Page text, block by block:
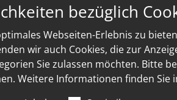
bezüglich
Webseiten-Erlebnis zu
wir auch Cookies, die zur
Sie zulassen möchten. Bitte
Weitere Informationen finden Sie